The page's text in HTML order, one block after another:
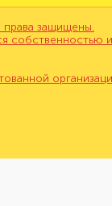
защищены.
собственностью